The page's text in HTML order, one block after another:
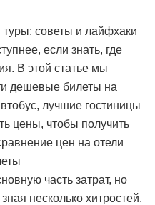
советы и лайфхаки
если знать, где
В этой статье мы
дешевые билеты на
лучшие гостиницы
цены, чтобы получить
цен на отели
часть затрат, но
несколько хитростей.